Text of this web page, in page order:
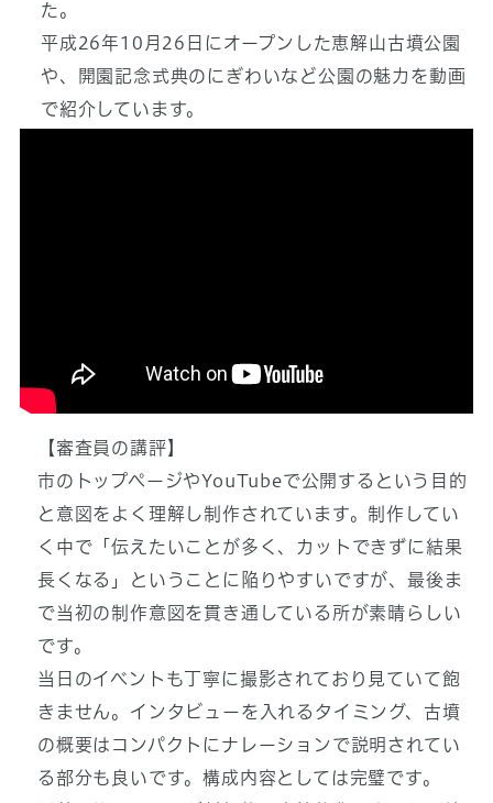
た。
平成26年10月26日にオープンした恵解山古墳公園
や、開園記念式典のにぎわいなど公園の魅力を動画
で紹介しています。
再生時間：2分
【審査員の講評】
市のトップページやYouTubeで公開するという目的
と意図をよく理解し制作されています。制作してい
く中で「伝えたいことが多く、カットできずに結果
長くなる」ということに陥りやすいですが、最後ま
で当初の制作意図を貫き通している所が素晴らしい
です。
当日のイベントも丁寧に撮影されており見ていて飽
きません。インタビューを入れるタイミング、古墳
の概要はコンパクトにナレーションで説明されてい
る部分も良いです。構成内容としては完璧です。